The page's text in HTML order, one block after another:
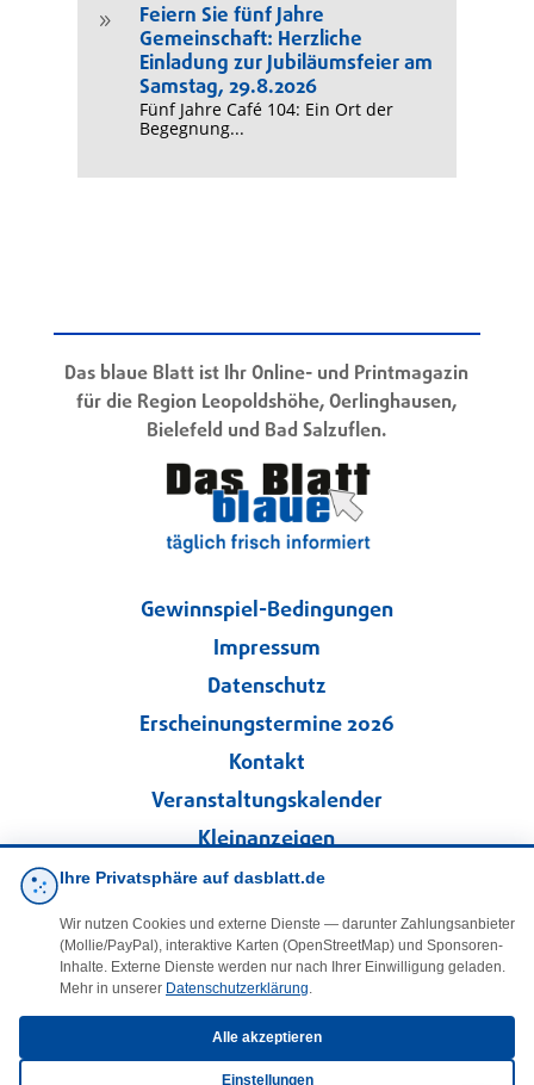
9
Feiern Sie fünf Jahre
Gemeinschaft: Herzliche
Einladung zur Jubiläumsfeier am
Samstag, 29.8.2026
Fünf Jahre Café 104: Ein Ort der
Begegnung...
Das blaue Blatt ist Ihr Online- und Printmagazin
für die Region Leopoldshöhe, Oerlinghausen,
Bielefeld und Bad Salzuflen.
Gewinnspiel-Bedingungen
Impressum
Datenschutz
Erscheinungstermine 2026
Kontakt
Veranstaltungskalender
Kleinanzeigen
Folgen Sie uns!
facebook
Ihre Privatsphäre auf dasblatt.de
Wir nutzen Cookies und externe Dienste — darunter Zahlungsanbieter
(Mollie/PayPal), interaktive Karten (OpenStreetMap) und Sponsoren-
Inhalte. Externe Dienste werden nur nach Ihrer Einwilligung geladen.
Mehr in unserer Datenschutzerklärung.
Alle akzeptieren
Einstellungen